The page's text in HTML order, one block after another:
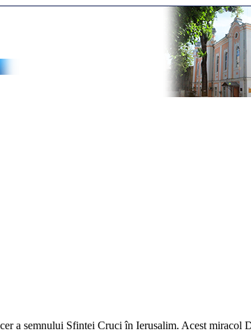
a semnului Sfintei Cruci în Ierusalim. Acest